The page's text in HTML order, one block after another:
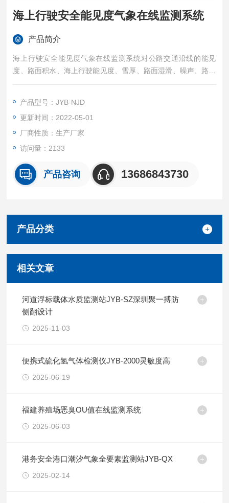
海上行驶安全能见度气象在线监测系统
产品简介
海上行驶安全能见度气象在线监测系统对公路交通沿线的能见
度、路面积水、海上行驶能见度、雪厚、路面湿滑、噪声、路面
状况、风向、风速、大气压力、气温、湿度、雨量、地下深层土
交通管制系统参考。在恶劣气象条件下能及时发出警示信息，以
多种方式告知管理人员和驾驶员，以提高高速公路的安全行车水
平。并可联动摄像头，对监测数据超标画面进行视频抓拍。
产品型号：JYB-NJD
更新时间：2022-05-01
厂商性质：生产厂家
访问量：2133
产品咨询 13686843730
产品分类
相关文章
河道浮标载体水质监测站JYB-SZ深圳聚一搏防
侧翻设计
2025-11-03
便携式硫化氢气体检测仪JYB-2000灵敏度高
2025-06-19
福建养殖场恶臭OU值在线监测系统
2025-06-03
港务安全港口潮汐气象全要素监测站JYB-QX
2025-02-14